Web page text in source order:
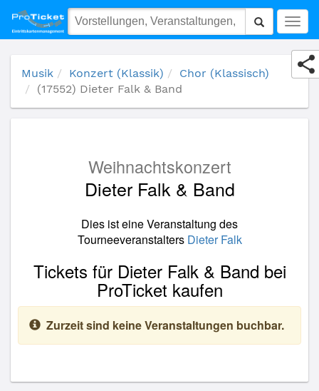
(17552) Dieter Falk & Band
Musik Konzert (Klassik)
Chor (Klassisch)
(17552) Dieter Falk & Band
Weihnachtskonzert
Dieter Falk & Band
Dies ist eine Veranstaltung des
Tourneeveranstalters Dieter Falk
Tickets für Dieter Falk & Band bei
ProTicket kaufen
Zurzeit sind keine Veranstaltungen buchbar.